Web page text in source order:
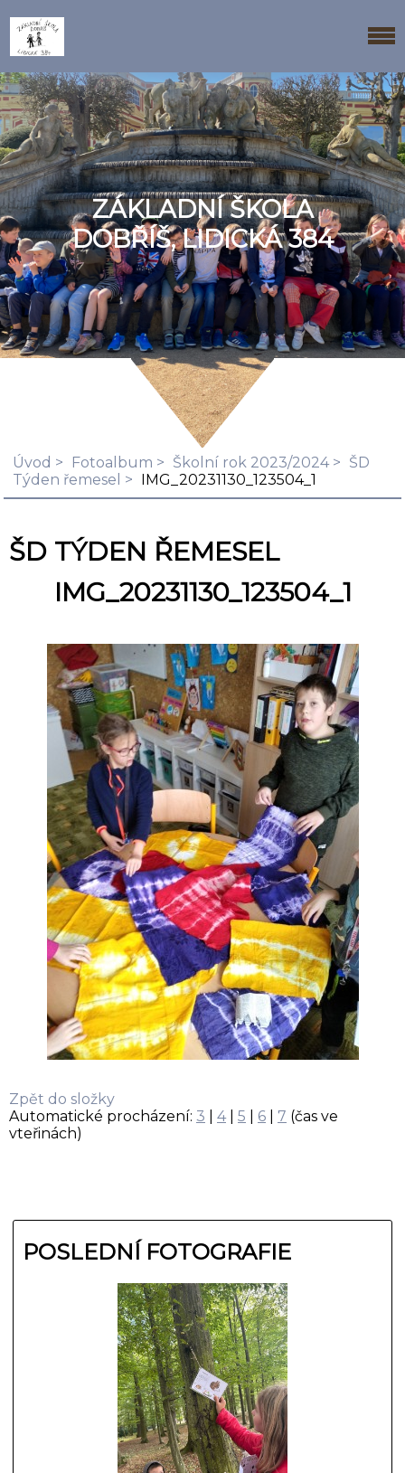
ZÁKLADNÍ ŠKOLA
DOBŘÍŠ, LIDICKÁ 384
Úvod Fotoalbum Školní rok 2023/2024
ŠD
Týden řemesel
IMG_20231130_123504_1
ŠD TÝDEN ŘEMESEL
IMG_20231130_123504_1
Zpět do složky
Automatické procházení: 3 4| 5 6 7 (čas ve
vteřinách)
POSLEDNÍ FOTOGRAFIE